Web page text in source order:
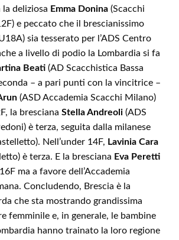
la deliziosa Emma Donina (Scacchi
e peccato che il brescianissimo
sia tesserato per l’ADS Centro
a livello di podio la Lombardia si fa
Beati (AD Scacchistica Bassa
– a pari punti con la vincitrice –
(ASD Accademia Scacchi Milano)
la bresciana Stella Andreoli (ADS
è terza, seguita dalla milanese
Nell’under 14F, Lavinia Cara
è terza. E la bresciana Eva Peretti
ma a favore dell’Accademia
Concludendo, Brescia è la
che sta mostrando grandissima
femminile e, in generale, le bambine
hanno trainato la loro regione